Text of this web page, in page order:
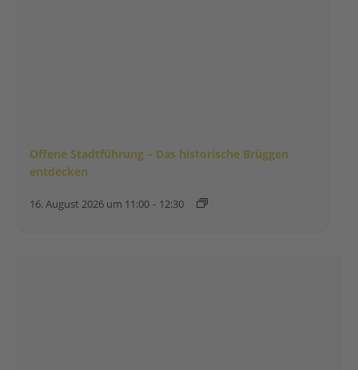
Offene Stadtführung – Das historische Brüggen
entdecken
16. August 2026 um 11:00 - 12:30